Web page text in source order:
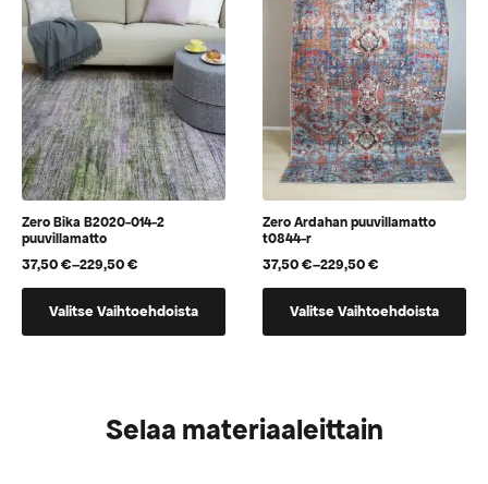
tehdä
valinnat
tuotteen
sivulla.
tehdä
valinnat
tuotteen
sivulla.
Zero Bika B2020-014-2
puuvillamatto
37,50€–229,50€
Hintaluokka:
37,50 €
Valitse Vaihtoehdoista
Zero Ardahan puuvillamatto
t0844-r
37,50€–229,50€
Hintaluokka:
37,50 €
Valitse Vaihtoehdoista
Voit
Selaa materiaaleittain